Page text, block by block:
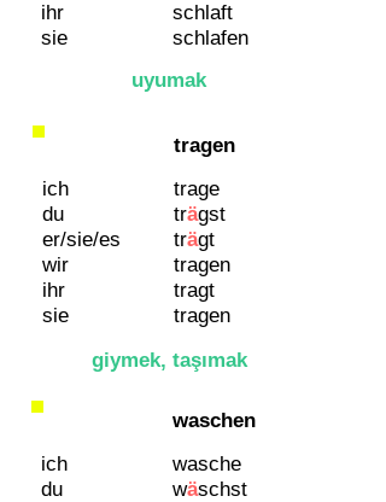
ihr
sie
schlaft
schlafen
uyumak
tragen
ich
du
er/sie/es
wir
ihr
sie
trage
trägst
trägt
tragen
tragt
tragen
giymek, taşımak
waschen
ich
du
wasche
wäschst